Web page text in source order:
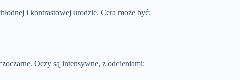
i kontrastowej urodzie. Cera może być:
Oczy są intensywne, z odcieniami: